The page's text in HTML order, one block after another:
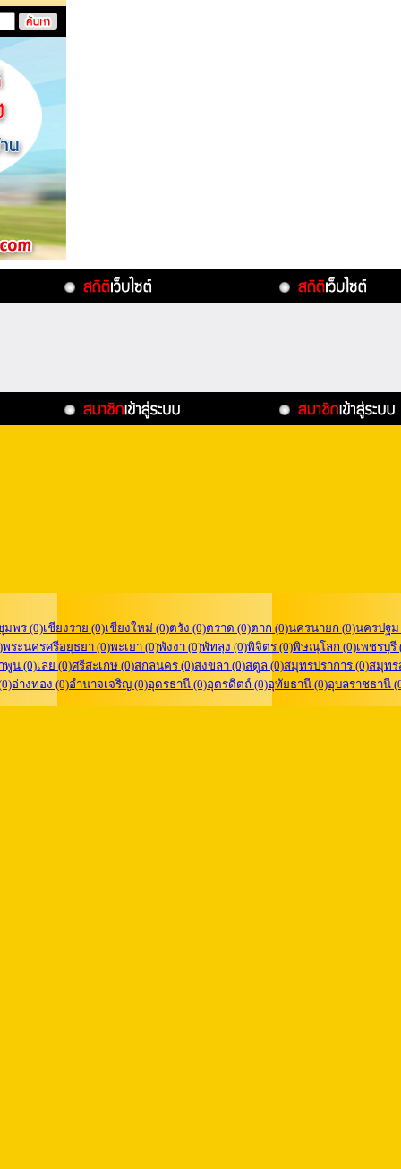
มพร (0)เชียงราย (0)เชียงใหม่ (0)ตรัง (0)ตราด (0)ตาก (0)นครนายก (0)นครปฐม
พระนครศรีอยุธยา (0)พะเยา (0)พังงา (0)พัทลุง (0)พิจิตร (0)พิษณุโลก (0)เพชรบุรี
พูน (0)เลย (0)ศรีสะเกษ (0)สกลนคร (0)สงขลา (0)สตูล (0)สมุทรปราการ (0)สมุทร
อ่างทอง (0)อำนาจเจริญ (0)อุดรธานี (0)อุตรดิตถ์ (0)อุทัยธานี (0)อุบลราชธานี